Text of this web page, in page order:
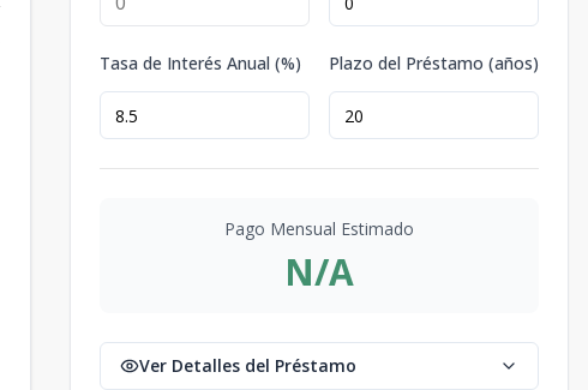
Tasa de Interés Anual (%) Plazo del Préstamo (años)
Pago Mensual Estimado
N/A
Ver Detalles del Préstamo